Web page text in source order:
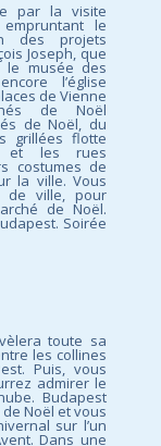
par la visite
le
des projets
Joseph, que
le musée des
l’église
de Vienne
de Noël
de Noël, du
grillées flotte
et les rues
costumes de
la ville. Vous
de ville, pour
de Noël.
Soirée
toute sa
les collines
Puis, vous
admirer le
Budapest
de Noël et vous
sur l’un
Dans une